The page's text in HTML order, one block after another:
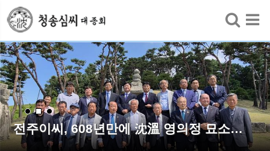
검색
전주이씨, 608년만에 沈溫 영의정 묘소…